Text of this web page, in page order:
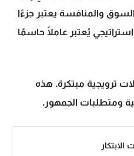
والمنافسة يعتبر جزءًا
يُعتبر عاملًا حاسمًا
ترويجية مبتكرة. هذه
ومتطلبات الجمهور.
الابتكار